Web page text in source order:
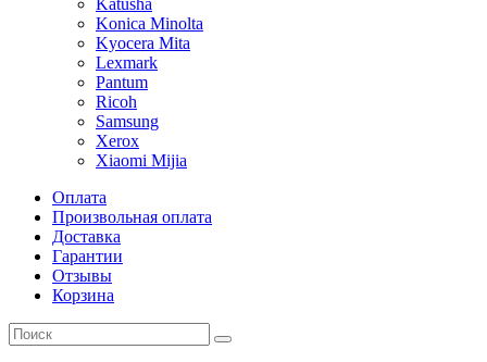
Katusha
Konica Minolta
Kyocera Mita
Lexmark
Pantum
Ricoh
Samsung
Xerox
Xiaomi Mijia
Оплата
Произвольная оплата
Доставка
Гарантии
Отзывы
Корзина